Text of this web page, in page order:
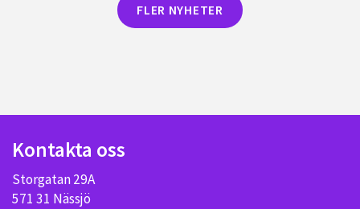
FLER NYHETER
Kontakta oss
Storgatan 29A
571 31 Nässjö